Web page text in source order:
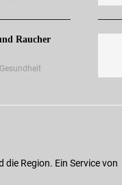
Raucher
Region. Ein Service von